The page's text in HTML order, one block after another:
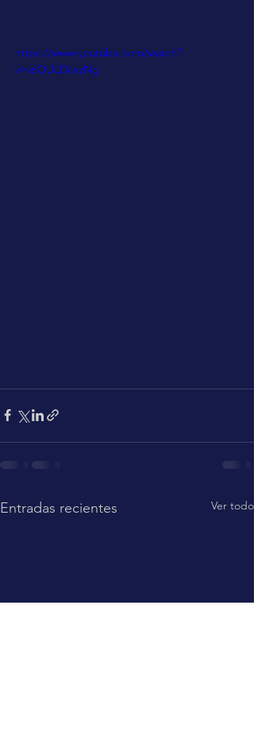
https://www.youtube.com/watch?
v=v6OULDcxzNg
Entradas recientes Ver todo